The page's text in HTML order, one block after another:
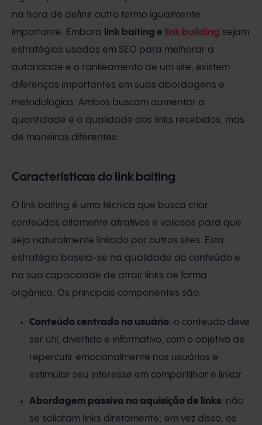
na hora de definir outro termo igualmente
importante. Embora link baiting e link building sejam
estratégias usadas em SEO para melhorar a
autoridade e o rankeamento de um site, existem
diferenças importantes em suas abordagens e
metodologias. Ambos buscam aumentar a
quantidade e a qualidade dos links recebidos, mas
de maneiras diferentes:
Características do link baiting
O link baiting é uma técnica que busca criar
conteúdos altamente atrativos e valiosos para que
seja naturalmente linkado por outros sites. Esta
estratégia baseia-se na qualidade do conteúdo e
na sua capacidade de atrair links de forma
orgânica. Os principais componentes são:
Conteúdo centrado no usuário: o conteúdo deve
ser útil, divertido e informativo, com o objetivo de
repercutir emocionalmente nos usuários e
estimular seu interesse em compartilhar e linkar.
Abordagem passiva na aquisição de links: não
se solicitam links diretamente; em vez disso, os